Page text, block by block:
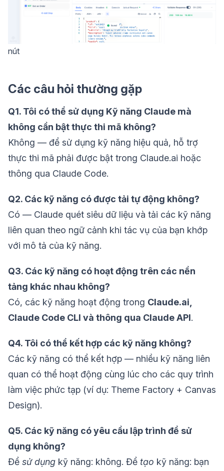
nút
Các câu hỏi thường gặp
Q1. Tôi có thể sử dụng Kỹ năng Claude mà
không cần bật thực thi mã không?
Không — để sử dụng kỹ năng hiệu quả, hỗ trợ
thực thi mã phải được bật trong Claude.ai hoặc
thông qua Claude Code.
Q2. Các kỹ năng có được tải tự động không?
Có — Claude quét siêu dữ liệu và tải các kỹ năng
liên quan theo ngữ cảnh khi tác vụ của bạn khớp
với mô tả của kỹ năng.
Q3. Các kỹ năng có hoạt động trên các nền
tảng khác nhau không?
Có, các kỹ năng hoạt động trong Claude.ai,
Claude Code CLI và thông qua Claude API.
Q4. Tôi có thể kết hợp các kỹ năng không?
Các kỹ năng có thể kết hợp — nhiều kỹ năng liên
quan có thể hoạt động cùng lúc cho các quy trình
làm việc phức tạp (ví dụ: Theme Factory + Canvas
Design).
Q5. Các kỹ năng có yêu cầu lập trình để sử
dụng không?
Để sử dụng kỹ năng: không. Để tạo kỹ năng: bạn